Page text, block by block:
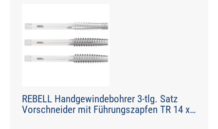
REBELL Handgewindebohrer 3-tlg. Satz
Vorschneider mit Führungszapfen TR 14 x